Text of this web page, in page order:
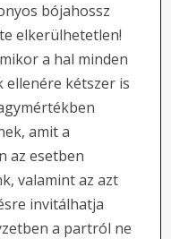
bójahossz
elkerülhetetlen!
a hal minden
ellenére kétszer is
amit a
az esetben
valamint az azt
invitálhatja
a partról ne